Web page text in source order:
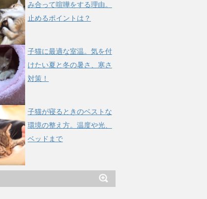
み合って喧嘩をする理由。
止めるポイントは？
子猫に最適な室温。気を付
けたい夏と冬の暑さ、寒さ
対策！
子猫が寝るときのベストな
環境の整え方。温度や光、
ベッドまで